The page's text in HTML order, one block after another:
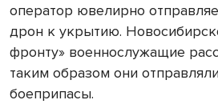
оператор ювелирно
дрон к укрытию.
фронту» военнослужащие
таким образом они
боеприпасы.